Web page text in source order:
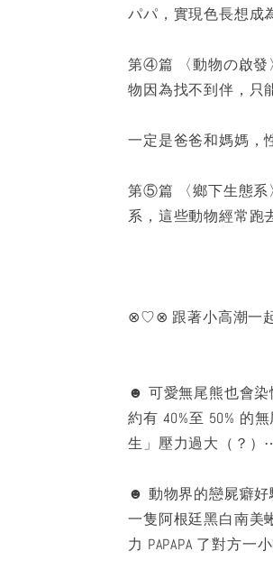
パパ，實現色長想成
第④篇 〈動物の啟發
物因為找不到伴，只
下部「動物
一定是爸爸和媽媽，
第⑤篇 〈鄉下生態
系，這些動物經常跑
⊗♡⊗ 跟著小高潮一
☻ 可愛無尾熊也會染
約有 40%至 50% 的
生」壓力過大（？）
☻ 動物界的戀屍癖好
一隻阿根廷黑白南美
力 PAPAPA 了對方